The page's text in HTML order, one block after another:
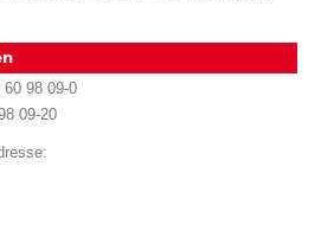
98 09-0
09-20